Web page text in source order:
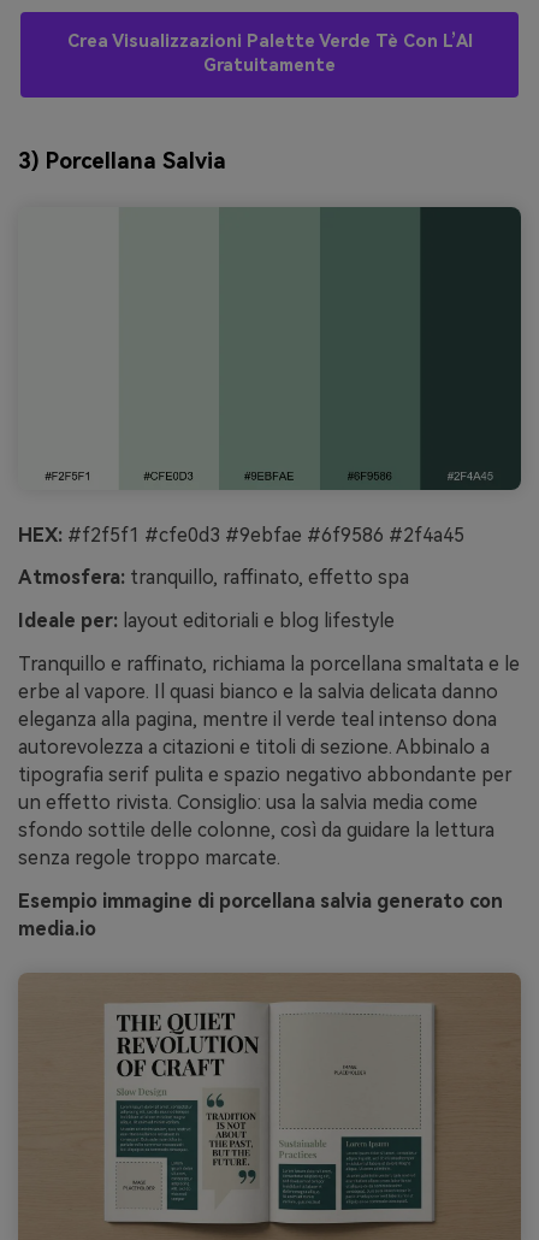
Crea Visualizzazioni Palette Verde Tè Con L’AI
Gratuitamente
3) Porcellana Salvia
HEX: #f2f5f1 #cfe0d3 #9ebfae #6f9586 #2f4a45
Atmosfera: tranquillo, raffinato, effetto spa
Ideale per: layout editoriali e blog lifestyle
Tranquillo e raffinato, richiama la porcellana smaltata e le
erbe al vapore. Il quasi bianco e la salvia delicata danno
eleganza alla pagina, mentre il verde teal intenso dona
autorevolezza a citazioni e titoli di sezione. Abbinalo a
tipografia serif pulita e spazio negativo abbondante per
un effetto rivista. Consiglio: usa la salvia media come
sfondo sottile delle colonne, così da guidare la lettura
senza regole troppo marcate.
Esempio immagine di porcellana salvia generato con
media.io